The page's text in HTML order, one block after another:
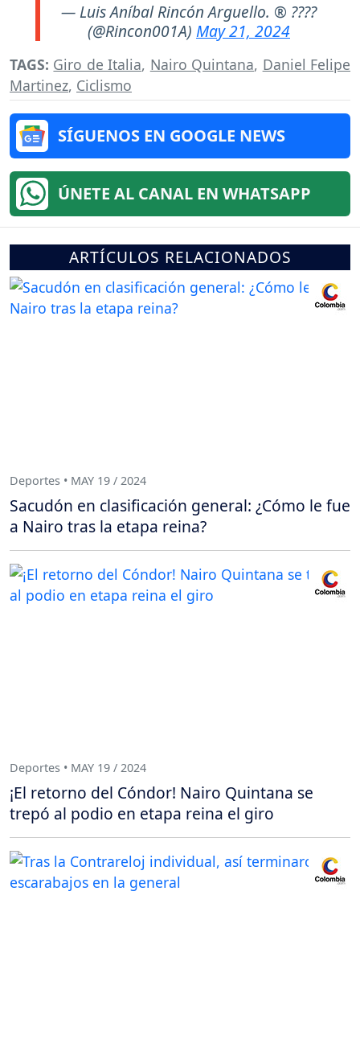
— Luis Aníbal Rincón Arguello. ® ????
(@Rincon001A) May 21, 2024
TAGS: Giro de Italia, Nairo Quintana, Daniel Felipe
Martinez, Ciclismo
SÍGUENOS EN GOOGLE NEWS
ÚNETE AL CANAL EN WHATSAPP
ARTÍCULOS RELACIONADOS
Deportes • MAY 19 / 2024
Sacudón en clasificación general: ¿Cómo le fue
a Nairo tras la etapa reina?
Deportes • MAY 19 / 2024
¡El retorno del Cóndor! Nairo Quintana se
trepó al podio en etapa reina el giro